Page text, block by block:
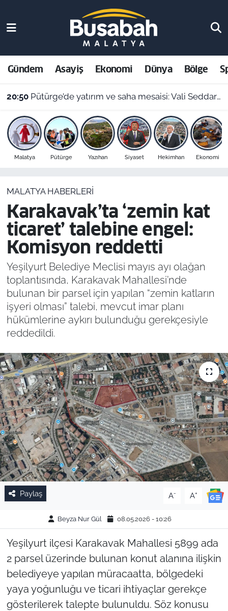
Gündem Asayiş Ekonomi Dünya Bölge
20:50 Pütürge’de yatırım ve saha mesaisi: Vali Seddar Yavuz ilçeyi karış karış inceledi!
Malatya Pütürge Yazıhan Siyaset Hekimhan Ekonomi
MALATYA HABERLERI
Karakavak’ta ‘zemin kat
ticaret’ talebine engel:
Komisyon reddetti
Yeşilyurt Belediye Meclisi mayıs ayı olağan
toplantısında, Karakavak Mahallesi’nde
bulunan bir parsel için yapılan “zemin katların
işyeri olması” talebi, mevcut imar planı
hükümlerine aykırı bulunduğu gerekçesiyle
reddedildi.
Paylaş A- A+
Beyza Nur Gül 08.05.2026 - 10:26
Yeşilyurt ilçesi Karakavak Mahallesi 5899 ada
2 parsel üzerinde bulunan konut alanına ilişkin
belediyeye yapılan müracaatta, bölgedeki
yaya yoğunluğu ve ticari ihtiyaçlar gerekçe
gösterilerek talepte bulunuldu. Söz konusu
Asayiş
Ekonomi
Dünya
Bölge
Resmi İlanlar
Malatya Nöbetçi Eczaneler
Malatya Hava Durumu
Malatya Namaz Vakitleri
Malatya Trafik Yoğunluk Haritası
Süper Lig Puan Durumu ve Fikstür
Son Dakika Haberleri
Haber Arşivi